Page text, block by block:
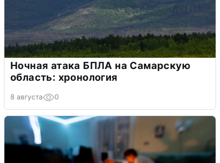
Ночная атака БПЛА на Самарскую
область: хронология
8 августа 0